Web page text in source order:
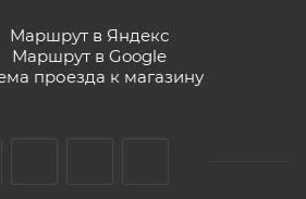
Маршрут в Яндекс
Маршрут в Google
проезда к магазину